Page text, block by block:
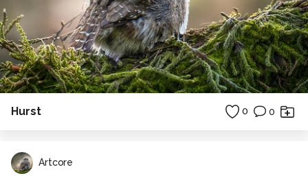
Hurst 0 0
Artcore